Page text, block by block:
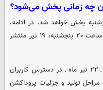
چه زمانی پخش می‌شود؟
این برنامه ساعت ۲۰ چهارشنبه پخش خواهد شد. در ادامه،
قسمت دفاعیه سرگروه‌های «کارناوال» ساعت ۲۰ پنجشنبه، ۱۹ تیر منتشر
ویژه‌برنامه‌ «کارناوال‌تر» نیز روز یکشنبه ـ ۲۲ تیر ماه ـ در دسترس کاربران
تولید و جزئیات پروداکشن